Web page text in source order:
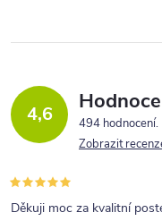
4,6
494 hodnocení
Zobrazit
Děkuji moc za kvalitní